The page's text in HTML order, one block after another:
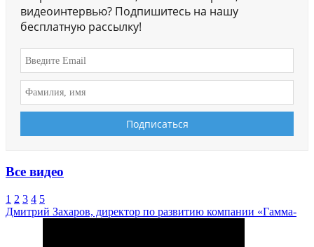
видеоинтервью? Подпишитесь на нашу
бесплатную рассылку!
Все видео
1 2 3 4 5
Дмитрий Захаров, директор по развитию компании «Гамма-